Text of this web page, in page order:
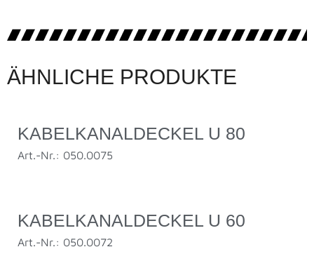
ÄHNLICHE PRODUKTE
KABELKANALDECKEL U 80
Art.-Nr.: 050.0075
KABELKANALDECKEL U 60
Art.-Nr.: 050.0072